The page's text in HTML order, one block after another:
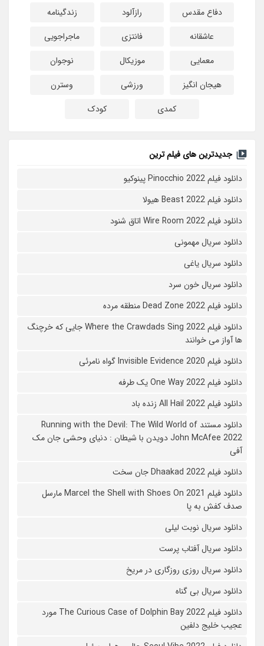
دفاع مقدس
رازآلود
زندگینامه
عاشقانه
فانتزی
ماجراجویی
معمایی
موزیکال
نوجوان
هیجان انگیز
ورزشی
وسترن
کمدی
کودک
جدیدترین های فیلم ترین
دانلود فیلم Pinocchio 2022 پینوکیو
دانلود فیلم Beast 2022 هیولا
دانلود فیلم Wire Room 2022 اتاق شنود
دانلود سریال مهمونی
دانلود سریال یاغی
دانلود سریال خون سرد
دانلود فیلم 2022 Dead Zone منطقه مرده
دانلود فیلم Where the Crawdads Sing 2022 جایی که خرچنگ
ها آواز می خوانند
دانلود فیلم 2020 Invisible Evidence گواه نامرئی
دانلود فیلم One Way 2022 یک طرفه
دانلود فیلم All Hail 2022 زنده باد
دانلود مستند Running with the Devil: The Wild World of
John McAfee 2022 دویدن با شیطان : دنیای وحشی جان مک
آفی
دانلود فیلم Dhaakad 2022 جان سخت
دانلود فیلم Marcel the Shell with Shoes On 2021 مارسل
صدف کفش به پا
دانلود سریال نوبت لیلی
دانلود سریال آفتاب پرست
دانلود سریال روزی روزگاری در مریخ
دانلود سریال بی گناه
دانلود فیلم The Curious Case of Dolphin Bay 2022 مورد
عجیب خلیج دلفین